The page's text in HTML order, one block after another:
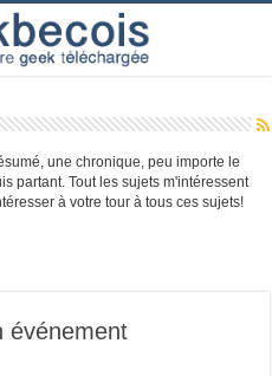
une chronique, peu importe le
partant. Tout les sujets m'intéressent
à votre tour à tous ces sujets!
événement